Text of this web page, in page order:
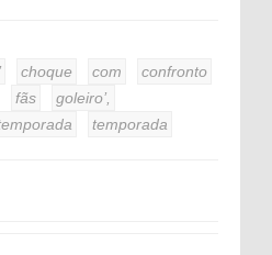
choque com
confronto
fãs
goleiro’,
temporada